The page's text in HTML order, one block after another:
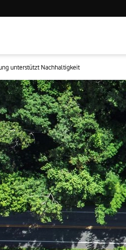
unterstützt Nachhaltigkeit